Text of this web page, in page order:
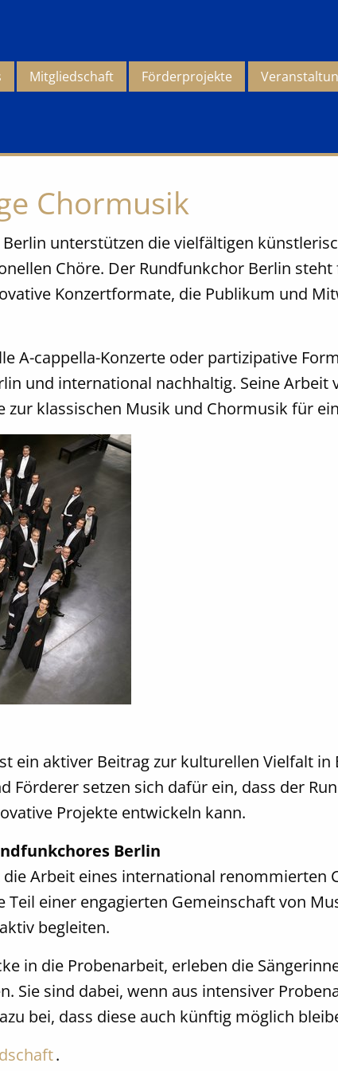
Mitgliedschaft Förderprojekte
Chormusik
unterstützen die vielfältigen
Chöre. Der Rundfunkchor Berlin
Konzertformate, die Publikum und
A-cappella-Konzerte oder partizipative
und international nachhaltig. Seine Arbeit
klassischen Musik und Chormusik für
ein aktiver Beitrag zur kulturellen Vielfalt
Förderer setzen sich dafür ein, dass der
Projekte entwickeln kann.
Berlin
Arbeit eines international renommierten
einer engagierten Gemeinschaft von
begleiten.
in die Probenarbeit, erleben die
Sie sind dabei, wenn aus intensiver
bei, dass diese auch künftig möglich
.